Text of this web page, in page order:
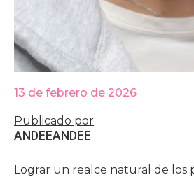
13 de febrero de 2026
Publicado por
ANDEEANDEE
Lograr un realce natural de los